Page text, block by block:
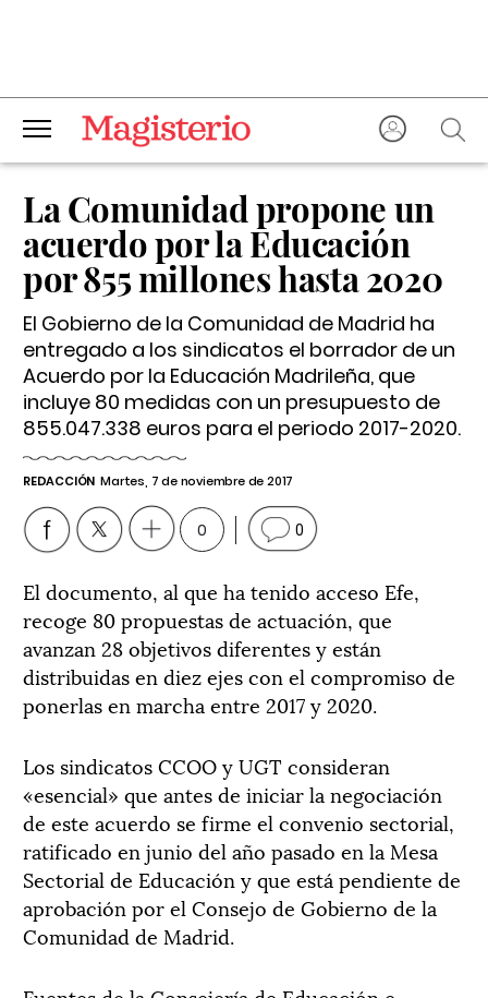
La Comunidad propone un
acuerdo por la Educación
por 855 millones hasta 2020
El Gobierno de la Comunidad de Madrid ha
entregado a los sindicatos el borrador de un
Acuerdo por la Educación Madrileña, que
incluye 80 medidas con un presupuesto de
855.047.338 euros para el periodo 2017-2020.
REDACCIÓN Martes, 7 de noviembre de 2017
0 0
El documento, al que ha tenido acceso Efe,
recoge 80 propuestas de actuación, que
avanzan 28 objetivos diferentes y están
distribuidas en diez ejes con el compromiso de
ponerlas en marcha entre 2017 y 2020.
Los sindicatos CCOO y UGT consideran
«esencial» que antes de iniciar la negociación
de este acuerdo se firme el convenio sectorial,
ratificado en junio del año pasado en la Mesa
Sectorial de Educación y que está pendiente de
aprobación por el Consejo de Gobierno de la
Comunidad de Madrid.